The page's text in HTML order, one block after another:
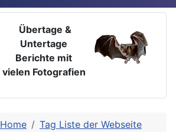
Übertage &
Untertage
Berichte mit
vielen Fotografien
Home
Tag Liste der Webseite